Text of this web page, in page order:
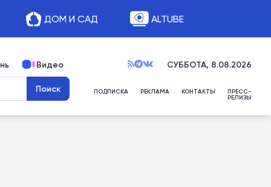
ДОМ И САД ALTUBE
Видео СУББОТА, 8.08.2026
ПОДПИСКА РЕКЛАМА КОНТАКТЫ ПРЕСС-
РЕЛИЗЫ